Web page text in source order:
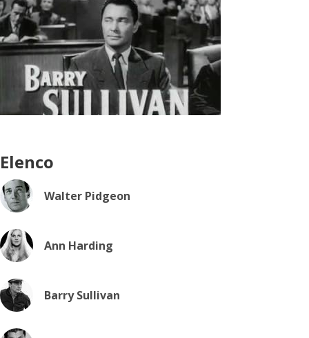
Elenco
Walter Pidgeon
Ann Harding
Barry Sullivan